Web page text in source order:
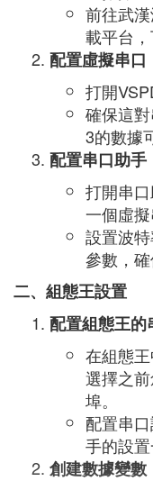
前往武
載平台，
配置虛擬串口
打開
確保這
3的數據
配置串口助手
打開串
一個虛擬
設置波
參數，
二、組態王設置
配置組態王的
在組態
選擇之
埠。
配置串
手的設置
創建數據變數